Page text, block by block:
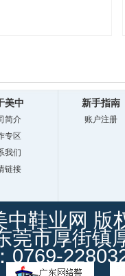
美中
简介
专区
我们
链接
新手指南
账户注册
中鞋业网 版
莞市厚街镇
0769-